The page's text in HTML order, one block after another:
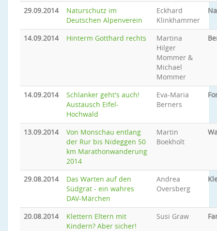
29.09.2014
Naturschutz im
Deutschen Alpenverein
Eckhard
Klinkhammer
14.09.2014 Hinterm Gotthard rechts
Martina
Hilger
Mommer &
Michael
Mommer
14.09.2014
Schlanker geht's auch!
Austausch Eifel-
Hochwald
Eva-Maria
Berners
13.09.2014
Von Monschau entlang
der Rur bis Nideggen 50
km Marathonwanderung
2014
Martin
Boekholt
29.08.2014
Das Warten auf den
Südgrat - ein wahres
DAV-Märchen
Andrea
Oversberg
20.08.2014
Klettern Eltern mit
Kindern? Aber sicher!
Susi Graw